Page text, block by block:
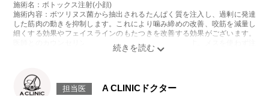
施術名：ボトックス注射(小顔)
施術内容：ボツリヌス菌から抽出されるたんぱく質を注入し、過剰に発達
した筋肉の動きを抑制します。これにより噛み締めの改善、咬筋を減量し
細くする効果やフェイスラインのもたつきを改善する効果がございます。
医師とのカウンセリングで注入量をお選びいただきます。メスを使わず注
射のみの処置のためダウンタイムはほとんどありません。効果は4～6か月
リスク、副作用：腫れ、赤み、内出血、痛み、突っ張り感などが生じるこ
とがございます。また、稀にアレルギー、細菌感染症などが生じることが
担当医 A CLINICドクター